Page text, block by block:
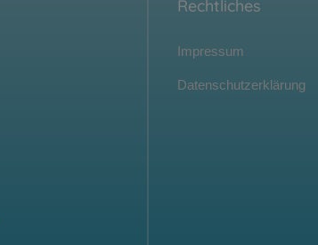
Rechtliches
Impressum
Datenschutzerklärung